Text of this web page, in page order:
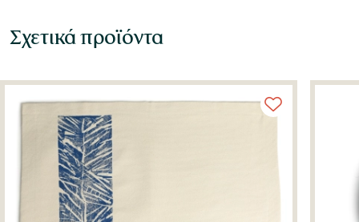
Σχετικά προϊόντα